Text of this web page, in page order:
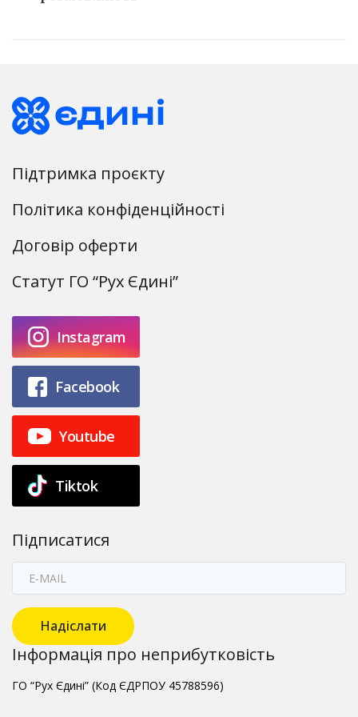
Підтримка проєкту
Політика конфіденційності
Договір оферти
Статут ГО “Рух Єдині”
Instagram
Facebook
Youtube
Tiktok
Підписатися
Надіслати
Інформація про неприбутковість
ГО “Рух Єдині” (Код ЄДРПОУ 45788596)